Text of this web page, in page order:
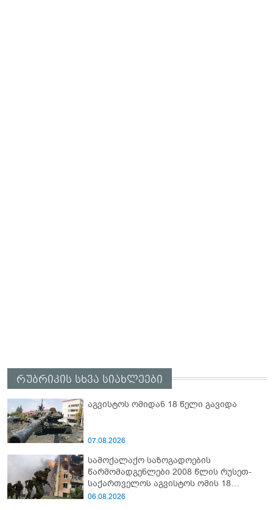
რუბრიკის სხვა სიახლეები
აგვისტოს ომიდან 18 წელი გავიდა
07.08.2026
სამოქალაქო საზოგადოების
წარმომადგენლები 2008 წლის რუსეთ-
საქართველოს აგვისტოს ომის 18
წლისთავთან დაკავშირებით ერთობლივ
06.08.2026